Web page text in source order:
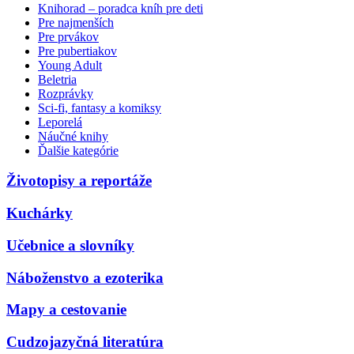
Knihorad – poradca kníh pre deti
Pre najmenších
Pre prvákov
Pre pubertiakov
Young Adult
Beletria
Rozprávky
Sci-fi, fantasy a komiksy
Leporelá
Náučné knihy
Ďalšie kategórie
Životopisy a reportáže
Kuchárky
Učebnice a slovníky
Náboženstvo a ezoterika
Mapy a cestovanie
Cudzojazyčná literatúra